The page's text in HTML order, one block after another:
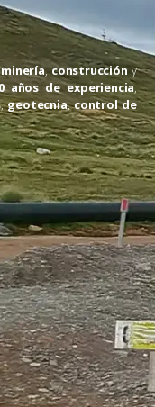
minería,construcción y
años de experiencia,
,geotecnia,control de